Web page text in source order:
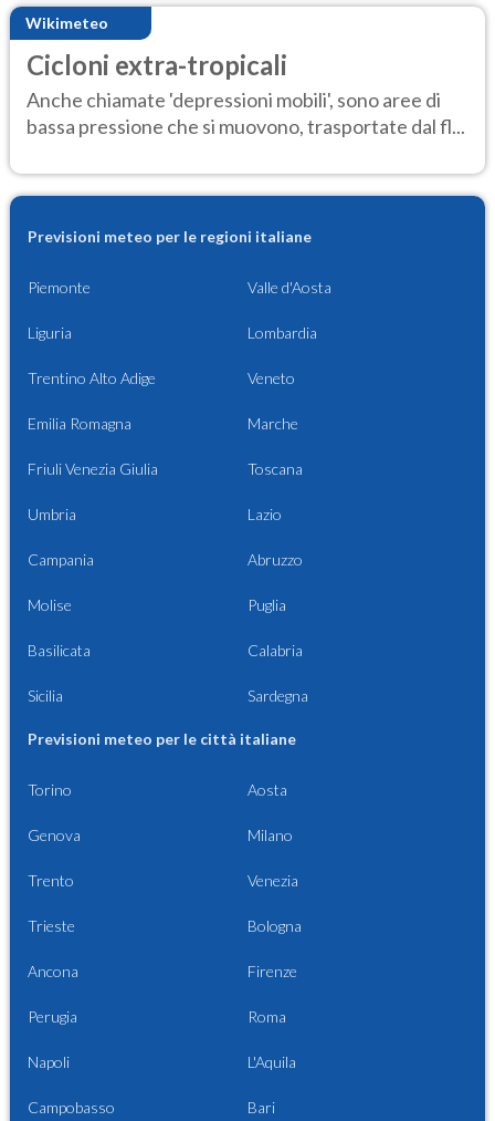
Wikimeteo
Cicloni extra-tropicali
Anche chiamate 'depressioni mobili', sono aree di
bassa pressione che si muovono, trasportate dal fl...
Previsioni meteo per le regioni italiane
Piemonte Valle d'Aosta
Liguria Lombardia
Trentino Alto Adige Veneto
Emilia Romagna Marche
Friuli Venezia Giulia Toscana
Umbria Lazio
Campania Abruzzo
Molise Puglia
Basilicata Calabria
Sicilia Sardegna
Previsioni meteo per le città italiane
Torino Aosta
Genova Milano
Trento Venezia
Trieste Bologna
Ancona Firenze
Perugia Roma
Napoli L'Aquila
Campobasso Bari